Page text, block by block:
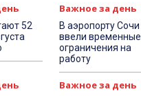
52
Важное за день
В аэропорту Сочи
ввели временные
ограничения на
работу
Важное за день